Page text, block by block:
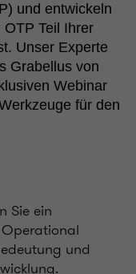
und entwickeln
Teil Ihrer
Unser Experte
Grabellus von
Webinar
für den
Sie ein
und